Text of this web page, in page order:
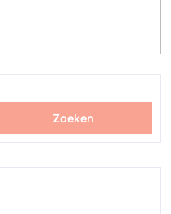
Zoeken